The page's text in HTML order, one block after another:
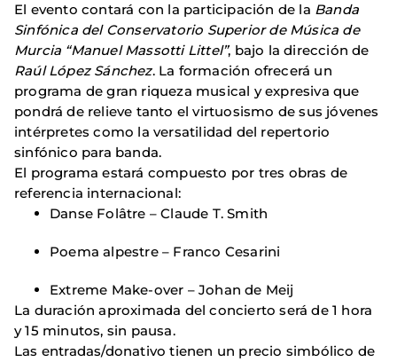
El evento contará con la participación de la Banda
Sinfónica del Conservatorio Superior de Música de
Murcia “Manuel Massotti Littel”, bajo la dirección de
Raúl López Sánchez. La formación ofrecerá un
programa de gran riqueza musical y expresiva que
pondrá de relieve tanto el virtuosismo de sus jóvenes
intérpretes como la versatilidad del repertorio
sinfónico para banda.
El programa estará compuesto por tres obras de
referencia internacional:
Danse Folâtre – Claude T. Smith
Poema alpestre – Franco Cesarini
Extreme Make-over – Johan de Meij
La duración aproximada del concierto será de 1 hora
y 15 minutos, sin pausa.
Las entradas/donativo tienen un precio simbólico de